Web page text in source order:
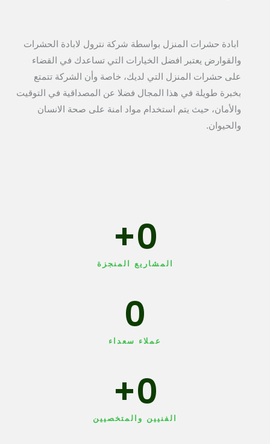
ابادة حشرات المنزل بواسطة شركة نترول لابادة الحشرات
والقوارض يعتبر افضل الخيارات التي تساعدك في القضاء
على حشرات المنزل التي لديك، خاصة وأن الشركة تتمتع
بخبرة طويلة في هذا المجال فضلا عن المصداقية في التوقيت
والأمان، حيث يتم استخدام مواد امنة على صحة الانسان
والحيوان.
المشاريع المنجزة
0
+
عملاء سعداء
0
الفنيين والمتخصيين
0
+